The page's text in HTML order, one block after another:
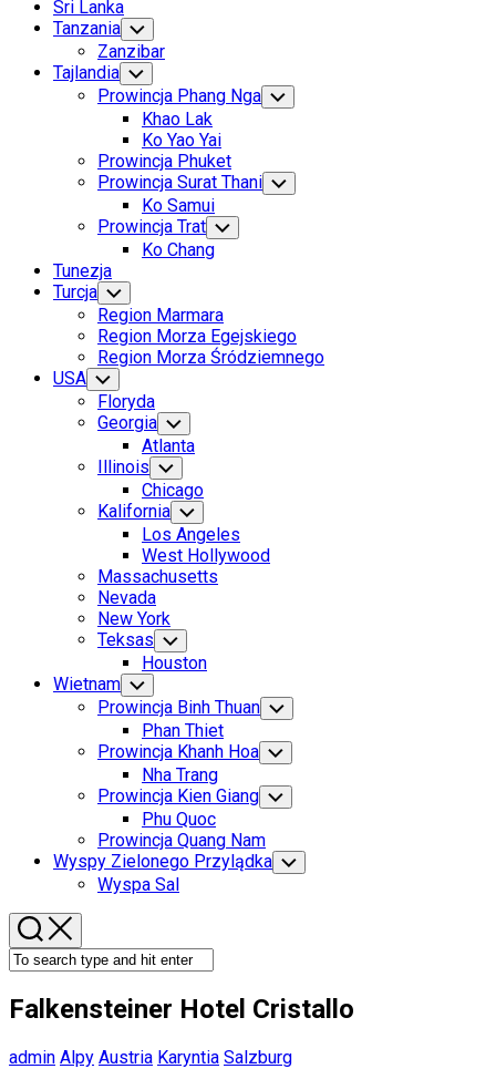
Sri Lanka
Tanzania Toggle
Child
Menu
Zanzibar
Tajlandia Toggle
Child
Menu
Prowincja Phang Nga Toggle
Child
Khao Lak
Ko Yao Yai
Prowincja Phuket
Prowincja Surat Thani Toggle
Child
Ko Samui
Prowincja Trat Toggle
Child
Menu
Ko Chang
Tunezja
Turcja Toggle
Child
Menu
Region Marmara
Region Morza Egejskiego
Region Morza Śródziemnego
USA Toggle
Child
Menu
Floryda
Georgia Toggle
Child
Menu
Atlanta
Illinois Toggle
Child
Menu
Chicago
Kalifornia Toggle
Child
Menu
Los Angeles
West Hollywood
Massachusetts
Nevada
New York
Teksas Toggle
Child
Menu
Houston
Wietnam Toggle
Child
Menu
Prowincja Binh Thuan Toggle
Child
Menu
Phan Thiet
Prowincja Khanh Hoa Toggle
Child
Menu
Nha Trang
Prowincja Kien Giang Toggle
Child
Phu Quoc
Prowincja Quang Nam
Wyspy Zielonego Przylądka Toggle
Child
Wyspa Sal
Falkensteiner Hotel Cristallo
admin Alpy Austria Karyntia Salzburg